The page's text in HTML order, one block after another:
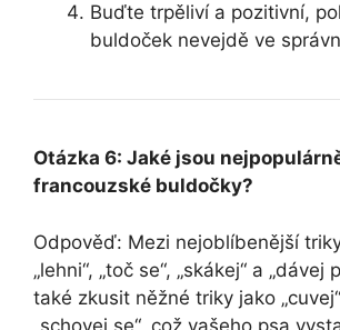
Buďte trpěliví a pozitivní,
buldoček nevejdě ve
Otázka 6: Jaké jsou
francouzské buldočky?
Odpověď: Mezi nejoblíbenější
„lehni“, „toč se“, „skákej“ a „dávej
také zkusit něžné triky jako
„schovej se“, což vašeho psa